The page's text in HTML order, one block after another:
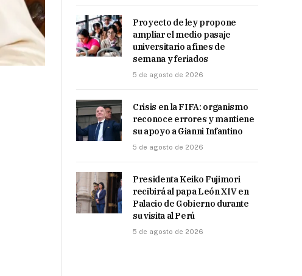
Proyecto de ley propone
ampliar el medio pasaje
universitario a fines de
semana y feriados
5 de agosto de 2026
Crisis en la FIFA: organismo
reconoce errores y mantiene
su apoyo a Gianni Infantino
5 de agosto de 2026
Presidenta Keiko Fujimori
recibirá al papa León XIV en
Palacio de Gobierno durante
su visita al Perú
5 de agosto de 2026